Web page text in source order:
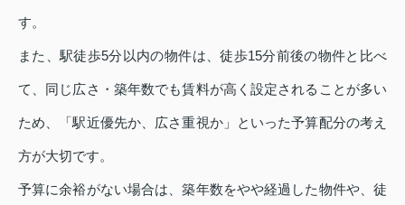
す。
また、駅徒歩5分以内の物件は、徒歩15分前後の物件と比べ
て、同じ広さ・築年数でも賃料が高く設定されることが多い
ため、「駅近優先か、広さ重視か」といった予算配分の考え
方が大切です。
予算に余裕がない場合は、築年数をやや経過した物件や、徒